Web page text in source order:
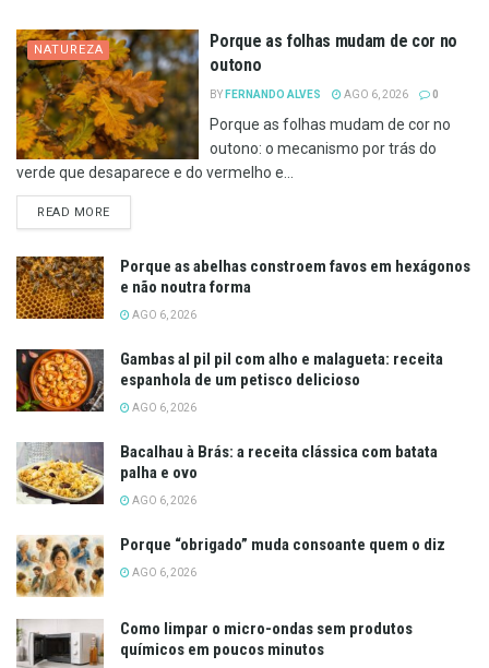
NATUREZA
Porque as folhas mudam de cor no
outono
BY FERNANDO ALVES AGO 6, 2026 0
Porque as folhas mudam de cor no
outono: o mecanismo por trás do
verde que desaparece e do vermelho e...
READ MOREDETAILS
Porque as abelhas constroem favos em hexágonos
e não noutra forma
AGO 6, 2026
Gambas al pil pil com alho e malagueta: receita
espanhola de um petisco delicioso
AGO 6, 2026
Bacalhau à Brás: a receita clássica com batata
palha e ovo
AGO 6, 2026
Porque “obrigado” muda consoante quem o diz
AGO 6, 2026
Como limpar o micro-ondas sem produtos
químicos em poucos minutos